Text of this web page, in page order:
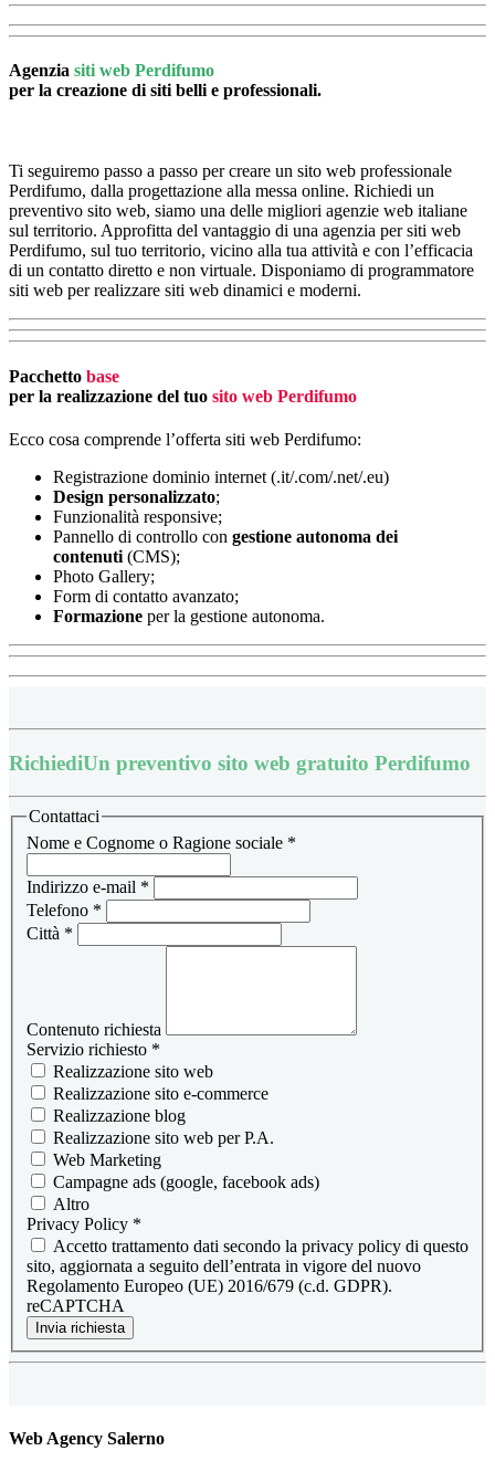
Agenzia siti web Perdifumo
per la creazione di siti belli e professionali.
Ti seguiremo passo a passo per creare un sito web professionale
Perdifumo, dalla progettazione alla messa online. Richiedi un
preventivo sito web, siamo una delle migliori agenzie web italiane
sul territorio. Approfitta del vantaggio di una agenzia per siti web
Perdifumo, sul tuo territorio, vicino alla tua attività e con l’efficacia
di un contatto diretto e non virtuale. Disponiamo di programmatore
siti web per realizzare siti web dinamici e moderni.
Pacchetto base
per la realizzazione del tuo sito web Perdifumo
Ecco cosa comprende l’offerta siti web Perdifumo:
Registrazione dominio internet (.it/.com/.net/.eu)
Design personalizzato;
Funzionalità responsive;
Pannello di controllo con gestione autonoma dei
contenuti (CMS);
Photo Gallery;
Form di contatto avanzato;
Formazione per la gestione autonoma.
RichiediUn preventivo sito web gratuito Perdifumo
Contattaci
Nome e Cognome o Ragione sociale *
Indirizzo e-mail *
Telefono *
Città *
Contenuto richiesta
Servizio richiesto *
Realizzazione sito web
Realizzazione sito e-commerce
Realizzazione blog
Realizzazione sito web per P.A.
Web Marketing
Campagne ads (google, facebook ads)
Altro
Privacy Policy *
Accetto trattamento dati secondo la privacy policy di questo
sito, aggiornata a seguito dell’entrata in vigore del nuovo
Regolamento Europeo (UE) 2016/679 (c.d. GDPR).
reCAPTCHA
Invia richiesta
Web Agency Salerno